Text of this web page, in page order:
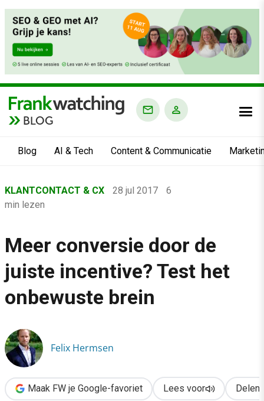
BLOG
Blog AI & Tech Content & Communicatie
›
Klantcontact & CX
Meer conversie door de juiste incentive? Test het onbewuste
KLANTCONTACT & CX 28 jul 2017
6
min lezen
Meer conversie door de
juiste incentive? Test het
onbewuste brein
Felix Hermsen
Maak FW je Google-favoriet Lees voor Delen